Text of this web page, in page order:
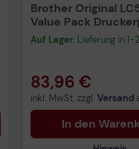
Brother Original
Value Pack
4-er Pack
Auf Lager: Lieferung in
83,96 €
inkl. MwSt. zzgl. Versand
In den